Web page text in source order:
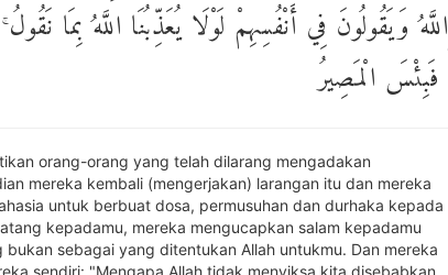
اللَّهُ وَيَقُولُونَ فِي أَنْفُسِهِمْ لَوْلَا يُعَذِّبُنَا اللَّهُ بِمَا
ۖ فَبِئْسَ الْمَصِيرُ
orang-orang yang telah dilarang mengadakan
mereka kembali (mengerjakan) larangan itu dan mereka
untuk berbuat dosa, permusuhan dan durhaka kepada
kepadamu, mereka mengucapkan salam kepadamu
sebagai yang ditentukan Allah untukmu. Dan mereka
sendiri: "Mengapa Allah tidak menyiksa kita disebabkan